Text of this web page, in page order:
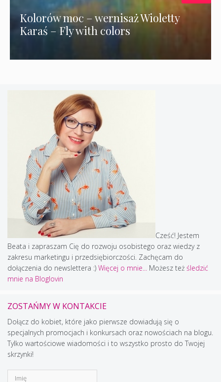
Kolorów moc – wernisaż Wioletty
Karaś – Fly with colors
Cześć! Jestem
Beata i zapraszam Cię do rozwoju osobistego oraz wiedzy z
zakresu marketingu i przedsiębiorczości. Zachęcam do
dołączenia do newslettera :) Więcej o mnie... Możesz też śledzić
mnie na Bloglovin
ZOSTAŃMY W KONTAKCIE
Dołącz do kobiet, które jako pierwsze dowiadują się o
specjalnych promocjach i konkursach oraz nowościach na blogu.
Tylko wartościowe wiadomości i to wszystko prosto do Twojej
skrzynki!